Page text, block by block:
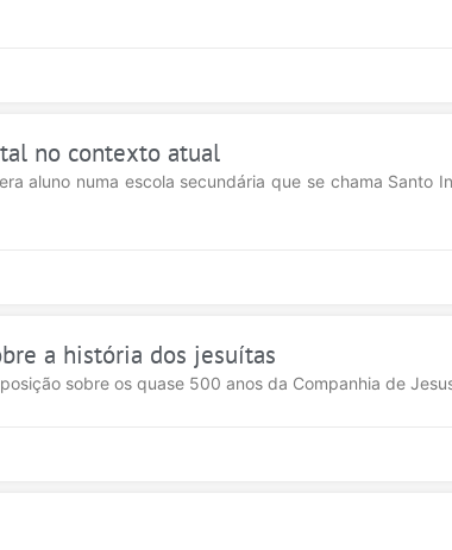
no contexto atual
aluno numa escola secundária que se chama Santo
a história dos jesuítas
sobre os quase 500 anos da Companhia de